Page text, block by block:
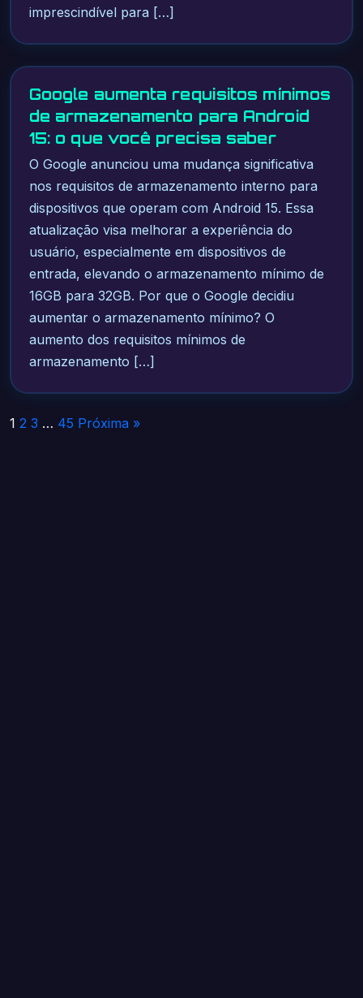
imprescindível para […]
Google aumenta requisitos mínimos
de armazenamento para Android
15: o que você precisa saber
O Google anunciou uma mudança significativa
nos requisitos de armazenamento interno para
dispositivos que operam com Android 15. Essa
atualização visa melhorar a experiência do
usuário, especialmente em dispositivos de
entrada, elevando o armazenamento mínimo de
16GB para 32GB. Por que o Google decidiu
aumentar o armazenamento mínimo? O
aumento dos requisitos mínimos de
armazenamento […]
Paginação
1 2 3 … 45 Próxima »